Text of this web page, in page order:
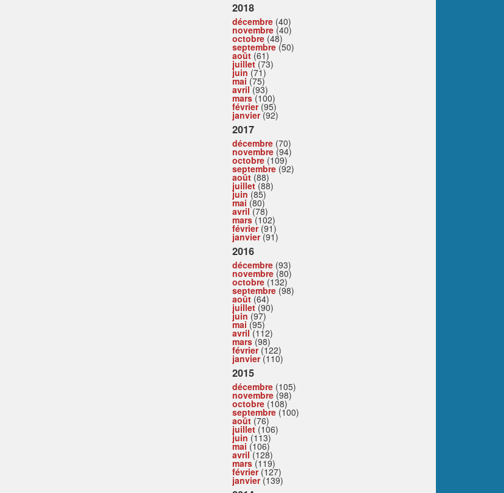
2018
décembre (40)
novembre (40)
octobre (48)
septembre (50)
août (61)
juillet(73)
juin (71)
mai (75)
avril(93)
mars(100)
février(95)
janvier(92)
2017
décembre (70)
novembre (94)
octobre (109)
septembre (92)
août (88)
juillet(88)
juin (85)
mai (80)
avril(78)
mars(102)
février(91)
janvier(91)
2016
décembre (93)
novembre (80)
octobre (132)
septembre (98)
août (64)
juillet(90)
juin (97)
mai (95)
avril(112)
mars(98)
février(122)
janvier(110)
2015
décembre (105)
novembre (98)
octobre (108)
septembre (100)
août (76)
juillet(106)
juin (113)
mai (106)
avril(128)
mars(119)
février(127)
janvier(139)